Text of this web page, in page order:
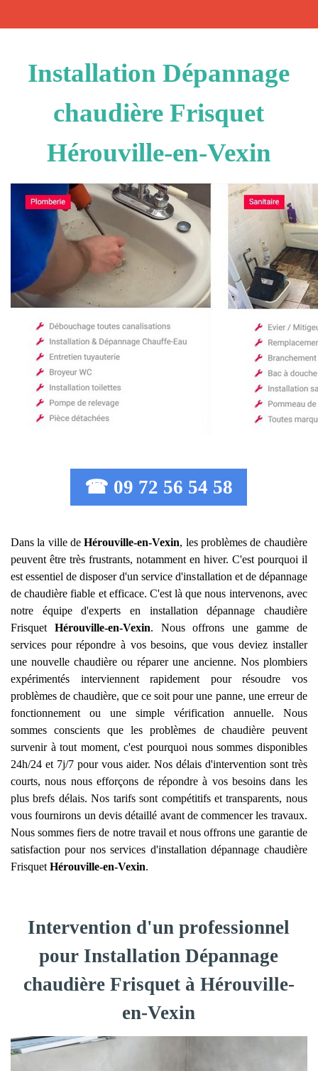
Installation Dépannage
chaudière Frisquet
Hérouville-en-Vexin
☎ 09 72 56 54 58
Dans la ville deHérouville-en-Vexin, les problèmes de chaudière
peuvent être très frustrants, notamment en hiver. C'est pourquoi il
est essentiel de disposer d'un service d'installation et de dépannage
de chaudière fiable et efficace. C'est là que nous intervenons, avec
notre équipe d'experts en installation dépannage chaudière
Frisquet Hérouville-en-Vexin. Nous offrons une gamme de
services pour répondre à vos besoins, que vous deviez installer
une nouvelle chaudière ou réparer une ancienne. Nos plombiers
expérimentés interviennent rapidement pour résoudre vos
problèmes de chaudière, que ce soit pour une panne, une erreur de
fonctionnement ou une simple vérification annuelle. Nous
sommes conscients que les problèmes de chaudière peuvent
survenir à tout moment, c'est pourquoi nous sommes disponibles
24h/24 et 7j/7 pour vous aider. Nos délais d'intervention sont très
courts, nous nous efforçons de répondre à vos besoins dans les
plus brefs délais. Nos tarifs sont compétitifs et transparents, nous
vous fournirons un devis détaillé avant de commencer les travaux.
Nous sommes fiers de notre travail et nous offrons une garantie de
satisfaction pour nos services d'installation dépannage chaudière
Frisquet Hérouville-en-Vexin.
Intervention d'un professionnel
pour Installation Dépannage
chaudière Frisquet à Hérouville-
en-Vexin